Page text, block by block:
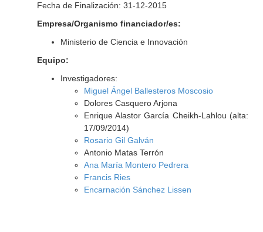
Fecha de Finalización: 31-12-2015
Empresa/Organismo financiador/es:
Ministerio de Ciencia e Innovación
Equipo:
Investigadores:
Miguel Ángel Ballesteros Moscosio
Dolores Casquero Arjona
Enrique Alastor García Cheikh-Lahlou (alta:
17/09/2014)
Rosario Gil Galván
Antonio Matas Terrón
Ana María Montero Pedrera
Francis Ries
Encarnación Sánchez Lissen